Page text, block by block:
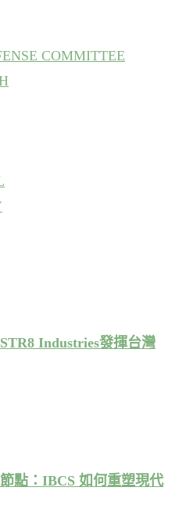
COMMITTEE
Industries發揮台灣
點：IBCS 如何重塑現代